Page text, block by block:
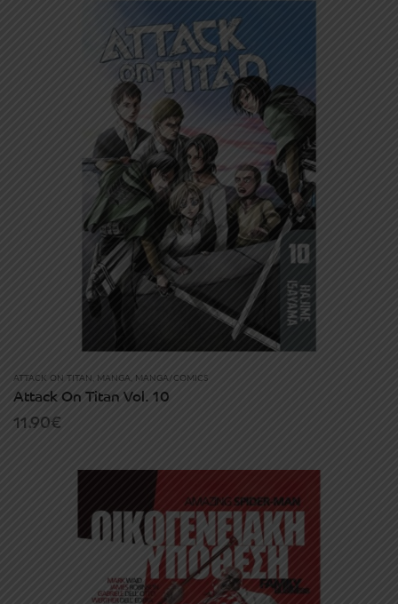
ATTACK ON TITAN MANGA , MANGA/COMICS
Attack On Titan Vol. 10
11.90€